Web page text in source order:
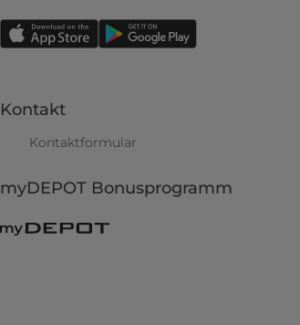
Kontakt
Kontaktformular
myDEPOT Bonusprogramm